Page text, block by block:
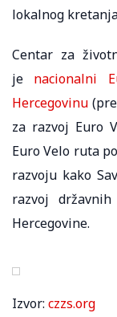
lokalnog
Centar za
je nacionalni
Hercegovinu
za razvoj Euro
Euro Velo ruta
razvoju kako
razvoj
Hercegovine.
Izvor: czzs.org